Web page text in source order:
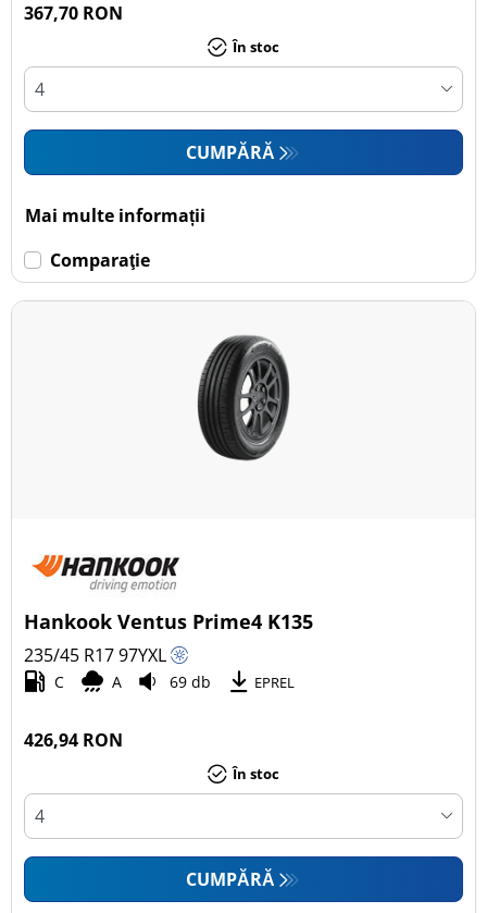
367,70 RON
În stoc
CUMPĂRĂ
Mai multe informații
Comparaţie
Hankook Ventus Prime4 K135
235/45 R1797YXL
C A 69 db EPREL
426,94 RON
În stoc
CUMPĂRĂ